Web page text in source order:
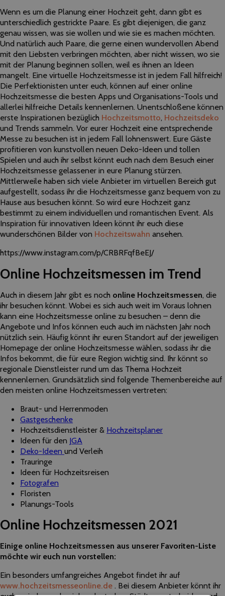
Wenn es um die Planung einer Hochzeit geht, dann gibt es
unterschiedlich gestrickte Paare. Es gibt diejenigen, die ganz
genau wissen, was sie wollen und wie sie es machen möchten.
Und natürlich auch Paare, die gerne einen wundervollen Abend
mit den Liebsten verbringen möchten, aber nicht wissen, wo sie
mit der Planung beginnen sollen, weil es ihnen an Ideen
mangelt. Eine virtuelle Hochzeitsmesse ist in jedem Fall hilfreich!
Die Perfektionisten unter euch, können auf einer online
Hochzeitsmesse die besten Apps und Organisations-Tools und
allerlei hilfreiche Details kennenlernen. Unentschloßene können
erste Inspirationen bezüglich Hochzeitsmotto, Hochzeitsdeko
und Trends sammeln. Vor eurer Hochzeit eine entsprechende
Messe zu besuchen ist in jedem Fall lohnenswert. Eure Gäste
profitieren von kunstvollen neuen Deko-Ideen und tollen
Spielen und auch ihr selbst könnt euch nach dem Besuch einer
Hochzeitsmesse gelassener in eure Planung stürzen.
Mittlerweile haben sich viele Anbieter im virtuellen Bereich gut
aufgestellt, sodass ihr die Hochzeitsmesse ganz bequem von zu
Hause aus besuchen könnt. So wird eure Hochzeit ganz
bestimmt zu einem individuellen und romantischen Event. Als
Inspiration für innovativen Ideen könnt ihr euch diese
wunderschönen Bilder von Hochzeitswahn ansehen.
https://www.instagram.com/p/CRBRFqfBeEJ/
Online Hochzeitsmessen im Trend
Auch in diesem Jahr gibt es noch online Hochzeitsmessen, die
ihr besuchen könnt. Wobei es sich auch weit im Voraus lohnen
kann eine Hochzeitsmesse online zu besuchen – denn die
Angebote und Infos können euch auch im nächsten Jahr noch
nützlich sein. Häufig könnt ihr euren Standort auf der jeweiligen
Homepage der online Hochzeitsmesse wählen, sodass ihr die
Infos bekommt, die für eure Region wichtig sind. Ihr könnt so
regionale Dienstleister rund um das Thema Hochzeit
kennenlernen. Grundsätzlich sind folgende Themenbereiche auf
den meisten online Hochzeitsmessen vertreten:
Braut- und Herrenmoden
Gastgeschenke
Hochzeitsdienstleister & Hochzeitsplaner
Ideen für den JGA
Deko-Ideen und Verleih
Trauringe
Ideen für Hochzeitsreisen
Fotografen
Floristen
Planungs-Tools
Online Hochzeitsmessen 2021
Einige online Hochzeitsmessen aus unserer Favoriten-Liste
möchte wir euch nun vorstellen:
Ein besonders umfangreiches Angebot findet ihr auf
www.hochzeitsmesseonline.de . Bei diesem Anbieter könnt ihr